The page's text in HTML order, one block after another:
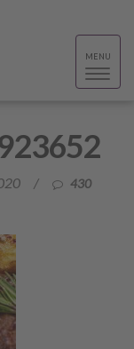
Toggle
MENU
/
430